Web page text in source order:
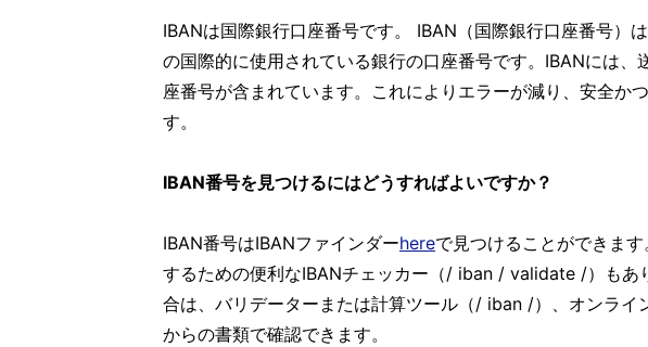
IBANは国際銀行口座番号です。 IBAN（国際銀行口座番号）
の国際的に使用されている銀行の口座番号です。IBANには、
座番号が含まれています。これによりエラーが減り、安全か
す。
IBAN番号を見つけるにはどうすればよいですか？
IBAN番号はIBANファインダーhereで見つけることができま
するための便利なIBANチェッカー（/ iban / validate /）もあ
合は、バリデーターまたは計算ツール（/ iban /）、オンライ
からの書類で確認できます。